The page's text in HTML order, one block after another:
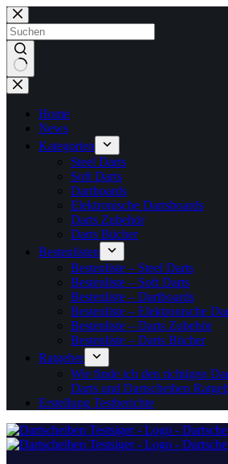
Zum
Inhalt
springen
Keine
Ergebnisse
Home
News
Kategorien
Steel Darts
Soft Darts
Dartboards
Elektronische Dartsboards
Darts Zubehör
Darts Bücher
Bestenlisten
Bestenliste – Steel Darts
Bestenliste – Soft Darts
Bestenliste – Dartboards
Bestenliste – Elektronische
Bestenliste – Darts Zubehör
Bestenliste – Darts Bücher
Ratgeber
Wie finde ich den richtigen
Darts und Dartscheiben
Erstellung Testberichte